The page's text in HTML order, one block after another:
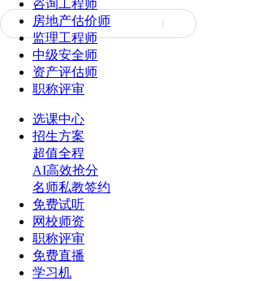
咨询工程师
房地产估价师
监理工程师
中级安全师
资产评估师
职称评审
选课中心
招生方案
超值全程
AI高效抢分
名师私教签约
免费试听
网校师资
职称评审
免费直播
学习机